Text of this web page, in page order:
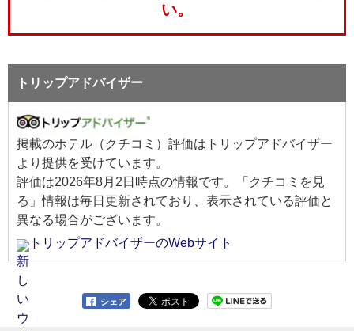
い。
トリップアドバイザー
掲載のホテル（クチコミ）評価はトリップアドバイザー
より提供を受けています。
評価は2026年8月2日 時点の情報です。「クチコミを見
る」情報は毎日更新されており、表示されている評価と
異なる場合がございます。
トリップアドバイザーのWebサイト
シェア